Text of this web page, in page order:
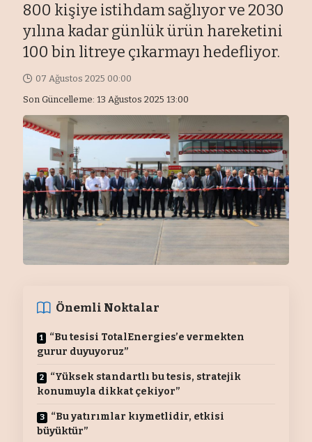
800 kişiye istihdam sağlıyor ve 2030
yılına kadar günlük ürün hareketini
100 bin litreye çıkarmayı hedefliyor.
Son Güncelleme: 13 Ağustos 2025 13:00
07 Ağustos 2025 00:00
Önemli Noktalar
“Bu tesisi TotalEnergies’e vermekten
gurur duyuyoruz”
“Yüksek standartlı bu tesis, stratejik
konumuyla dikkat çekiyor”
“Bu yatırımlar kıymetlidir, etkisi
büyüktür”